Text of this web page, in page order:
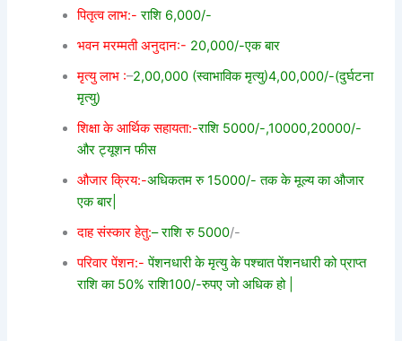
पितृत्व लाभ:- राशि 6,000/-
भवन मरम्मती अनुदान:- 20,000/-एक बार
मृत्यु लाभ :–2,00,000 (स्वाभाविक मृत्यु)4,00,000/-(दुर्घटना
मृत्यु)
शिक्षा के आर्थिक सहायता:-राशि 5000/-,10000,20000/-
और ट्यूशन फीस
औजार क्रिय:-अधिकतम रु 15000/- तक के मूल्य का औजार
एक बार|
दाह संस्कार हेतु:– राशि रु 5000/-
परिवार पेंशन:- पेंशनधारी के मृत्यु के पश्चात पेंशनधारी को प्राप्त
राशि का 50% राशि100/-रुपए जो अधिक हो |